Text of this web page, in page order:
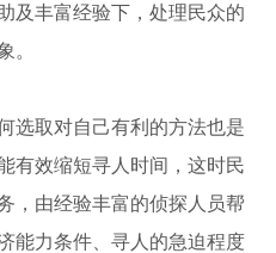
及丰富经验下，处理民众的
。
选取对自己有利的方法也是
有效缩短寻人时间，这时民
，由经验丰富的侦探人员帮
能力条件、寻人的急迫程度